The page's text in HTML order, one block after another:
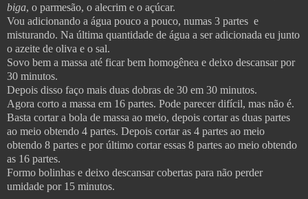
biga, o parmesão, o alecrim e o açúcar.
Vou adicionando a água pouco a pouco, numas 3 partes e
misturando. Na última quantidade de água a ser adicionada eu junto
o azeite de oliva e o sal.
Sovo bem a massa até ficar bem homogênea e deixo descansar por
30 minutos.
Depois disso faço mais duas dobras de 30 em 30 minutos.
Agora corto a massa em 16 partes. Pode parecer difícil, mas não é.
Basta cortar a bola de massa ao meio, depois cortar as duas partes
ao meio obtendo 4 partes. Depois cortar as 4 partes ao meio
obtendo 8 partes e por último cortar essas 8 partes ao meio obtendo
as 16 partes.
Formo bolinhas e deixo descansar cobertas para não perder
umidade por 15 minutos.